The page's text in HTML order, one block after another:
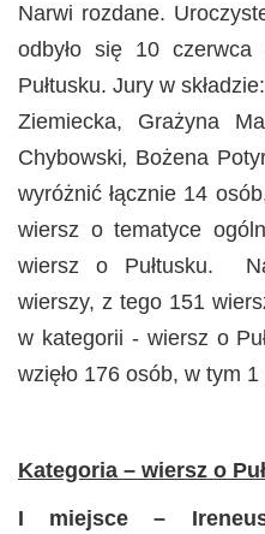
Narwi rozdane.
odbyło się 10
Pułtusku. Jury w
Ziemiecka, Grażyna
Chybowski, Bożena
wyróżnić łącznie 14
wiersz o tematyce
wiersz o Pułtusku.
wierszy, z tego 151
w kategorii - wiersz o
wzięło 176 osób, w tym
Kategoria – wiersz o
I miejsce –